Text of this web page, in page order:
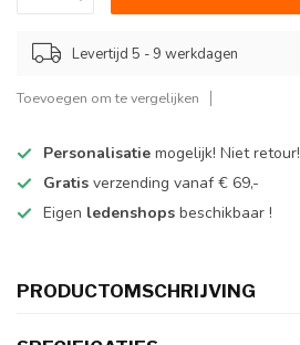
Levertijd 5 - 9 werkdagen
Toevoegen om te vergelijken
Personalisatie mogelijk! Niet retour!
Gratis verzending vanaf € 69,-
Eigen ledenshops beschikbaar !
PRODUCTOMSCHRIJVING